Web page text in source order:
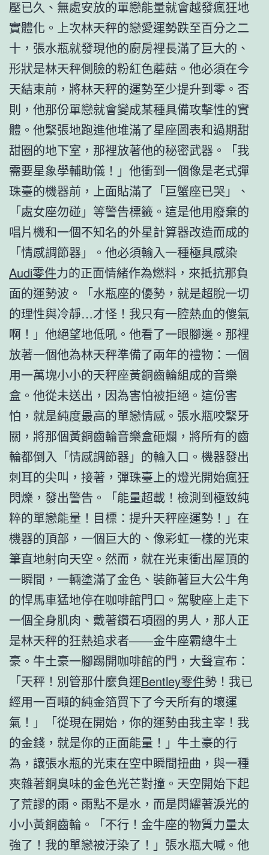
壓已久、無處安放的單戀能量就會越發瘋狂地
實體化。上次林天秤的戀愛運勢跌至百分之二
十，張水瓶就發現他的廚房裡長滿了巨大的、
形狀是林天秤側臉的粉紅色蘑菇。他必須在今
天結束前，將林天秤的運勢至少提升到零。否
則，他那份單戀就會變成某種具備攻擊性的實
體。他緊張地跑進他堆滿了星座圖表和過期甜
甜圈的地下室，那裡放著他的秘密武器。「我
需要星象學輔助儀！」他衝到一個像是老式彈
珠臺的機器前，上面貼滿了「巨蟹座已哭」、
「處女座勿碰」等警告標籤。這是他用廢棄的
唱片機和一個不知名的外星計算器改造而成的
「情感調節器」。他必須輸入一種極具感染
Audi零件力的正面情緒作為燃料，來抵抗那負
面的運勢波。「水瓶座的優勢，就是超脫一切
的理性與冷靜…才怪！我只有一腔熱血的傻氣
啊！」他絕望地低吼。他看了一眼腳邊。那裡
放著一個他為林天秤準備了兩年的禮物：一個
用一萬塊小小的天秤座黃銅齒輪組成的音樂
盒。他從未送出，因為害怕被拒絕。這份害
怕，就是純度最高的單戀情感。張水瓶咬緊牙
關，將那個黃銅齒輪音樂盒砸爛，將所有的齒
輪都倒入「情感調節器」的輸入口。機器發出
刺耳的尖叫，接著，彈珠臺上的燈光開始瘋狂
閃爍，發出警告。「能量超載！檢測到極致純
粹的單戀能量！目標：提升天秤座運勢！」在
機器的頂部，一個巨大的、像彩虹一樣的光束
筆直地射向天空。然而，就在光束衝出屋頂的
一瞬間，一輛塗滿了金色、裝飾著巨大公牛角
的悍馬車猛地停在咖啡館門口。駕駛座上走下
一個全身肌肉、戴著鑽石項圈的男人，那人正
是林天秤的狂熱追求者——金牛座霸總牛土
豪。牛土豪一腳踢開咖啡館的門，大聲宣布：
「天秤！別管那什麼負運Bentley零件勢！我已
經用一百噸的純金箔買下了今天所有的壞運
氣！」「從現在開始，你的運勢由我主宰！我
的金錢，就是你的正面能量！」牛土豪的行
為，讓張水瓶的光束在空中瞬間扭曲，與一種
夾雜著銅臭味的金色光芒對撞。天空開始下起
了荒謬的雨。雨點不是水，而是閃耀著淚光的
小小黃銅齒輪。「不行！金牛座的物質力量太
強了！我的單戀被汙染了！」張水瓶大喊。他